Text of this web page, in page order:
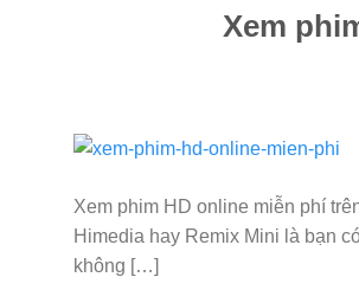
Xem
Xem phim HD online miễn phí
Himedia hay Remix Mini là bạn
không […]